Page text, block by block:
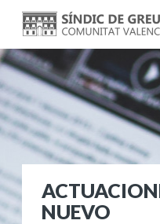
NUEVO